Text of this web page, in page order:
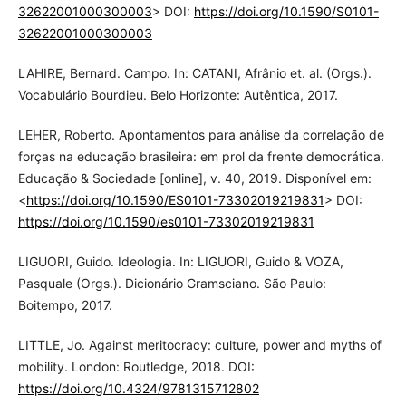
32622001000300003> DOI: https://doi.org/10.1590/S0101-
32622001000300003
LAHIRE, Bernard. Campo. In: CATANI, Afrânio et. al. (Orgs.).
Vocabulário Bourdieu. Belo Horizonte: Autêntica, 2017.
LEHER, Roberto. Apontamentos para análise da correlação de
forças na educação brasileira: em prol da frente democrática.
Educação & Sociedade [online], v. 40, 2019. Disponível em:
<https://doi.org/10.1590/ES0101-73302019219831> DOI:
https://doi.org/10.1590/es0101-73302019219831
LIGUORI, Guido. Ideologia. In: LIGUORI, Guido & VOZA,
Pasquale (Orgs.). Dicionário Gramsciano. São Paulo:
Boitempo, 2017.
LITTLE, Jo. Against meritocracy: culture, power and myths of
mobility. London: Routledge, 2018. DOI:
https://doi.org/10.4324/9781315712802